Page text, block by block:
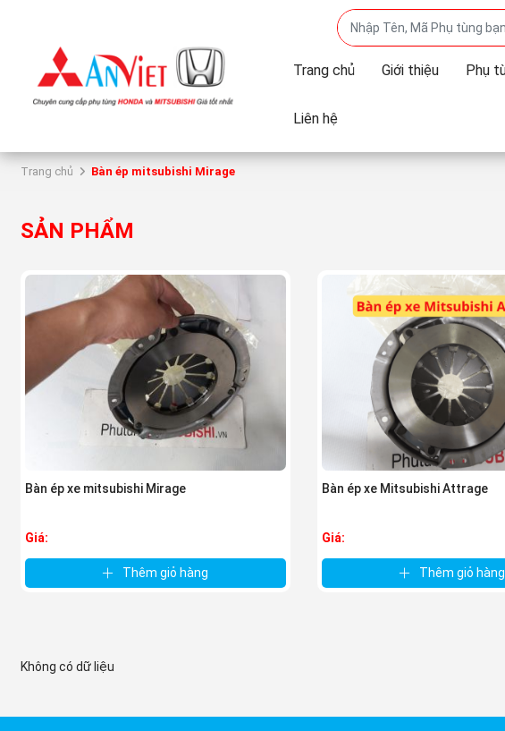
Trang chủ Giới thiệu Phụ
Liên hệ
Trang chủ Bàn ép mitsubishi Mirage
SẢN PHẨM
Bàn ép xe mitsubishi Mirage
Giá:
Thêm giỏ hàng
Bàn ép xe Mitsubishi Attrage
Giá:
Thêm giỏ hàng
Không có dữ liệu